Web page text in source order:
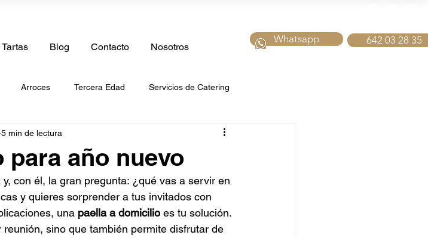
Tartas Blog Contacto Nosotros
642 03 28 35
Whatsapp
Arroces Tercera Edad Servicios de Catering
Catering de Bautizos
Tartas Catering de Bebidas Catering de Navidad
Catering Halal Catering para Hoteles
para año nuevo
5 min de lectura
con él, la gran pregunta: ¿qué vas a servir en
y quieres sorprender a tus invitados con
una paella a domicilio es tu solución.
sino que también permite disfrutar de